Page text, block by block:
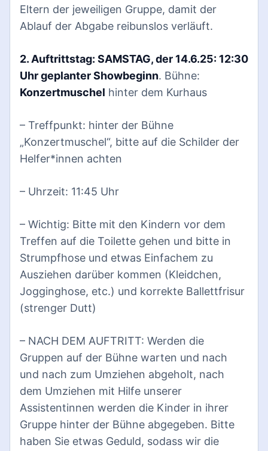
Eltern der jeweiligen Gruppe, damit der
Ablauf der Abgabe reibunslos verläuft.
2. Auftrittstag: SAMSTAG, der 14.6.25: 12:30
Uhr geplanter Showbeginn. Bühne:
Konzertmuschel hinter dem Kurhaus
– Treffpunkt: hinter der Bühne
„Konzertmuschel“, bitte auf die Schilder der
Helfer*innen achten
– Uhrzeit: 11:45 Uhr
– Wichtig: Bitte mit den Kindern vor dem
Treffen auf die Toilette gehen und bitte in
Strumpfhose und etwas Einfachem zu
Ausziehen darüber kommen (Kleidchen,
Jogginghose, etc.) und korrekte Ballettfrisur
(strenger Dutt)
– NACH DEM AUFTRITT: Werden die
Gruppen auf der Bühne warten und nach
und nach zum Umziehen abgeholt, nach
dem Umziehen mit Hilfe unserer
Assistentinnen werden die Kinder in ihrer
Gruppe hinter der Bühne abgegeben. Bitte
haben Sie etwas Geduld, sodass wir die